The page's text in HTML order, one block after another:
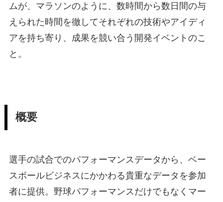
ムが、マラソンのように、数時間から数日間の与
えられた時間を徹してそれぞれの技術やアイディ
アを持ち寄り、成果を競い合う開発イベントのこ
と。
概要
選手の試合でのパフォーマンスデータから、ベー
スボールビジネスにかかわる貴重なデータを参加
者に提供。野球パフォーマンスだけでもなくマー